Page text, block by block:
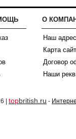
О
Наш адрес
Карта
Договор
Наши
| topbritish.ru -